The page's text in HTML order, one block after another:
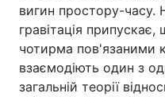
вигин простору-часу.
гравітація припускає,
чотирма пов'язаними
взаємодіють один з
загальній теорії